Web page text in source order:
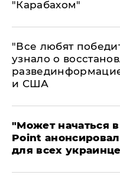
"Карабахом"
​"Все любят
узнало о
и США
"Может начаться в
Point
для всех